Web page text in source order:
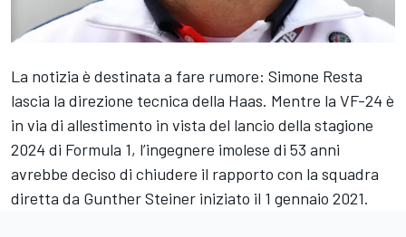
La notizia è destinata a fare rumore: Simone Resta
lascia la direzione tecnica della Haas. Mentre la VF-24 è
in via di allestimento in vista del lancio della stagione
2024 di Formula 1, l’ingegnere imolese di 53 anni
avrebbe deciso di chiudere il rapporto con la squadra
diretta da Gunther Steiner iniziato il 1 gennaio 2021.